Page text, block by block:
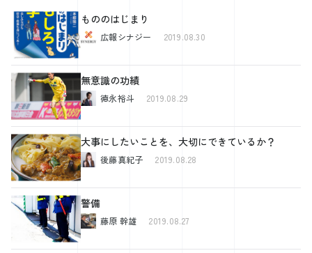
もののはじまり
広報シナジー 2019.08.30
無意識の功績
徳永裕斗 2019.08.29
大事にしたいことを、大切にできているか？
後藤真紀子 2019.08.28
警備
藤原 幹雄 2019.08.27